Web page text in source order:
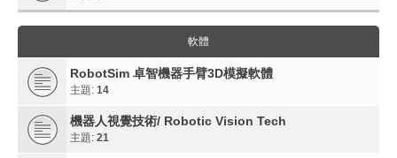
軟體
RobotSim 卓智機器手臂3D模擬軟體
主題: 14
機器人視覺技術/ Robotic Vision Tech
主題: 21